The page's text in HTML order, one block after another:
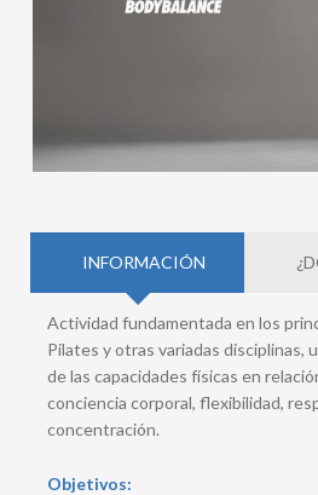
INFORMACIÓN
Actividad fundamentada en los
Pilates y otras variadas disciplinas,
de las capacidades físicas en
conciencia corporal, flexibilidad,
concentración.
Objetivos: